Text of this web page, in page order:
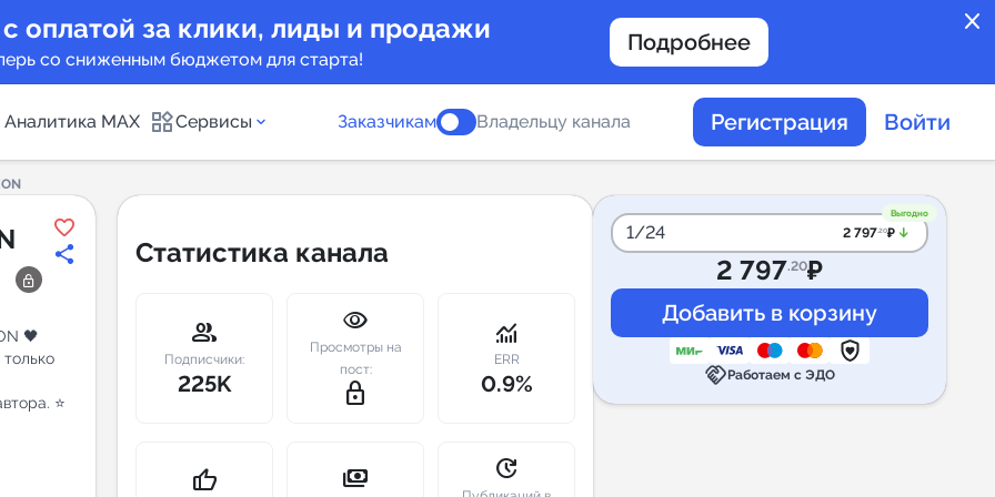
close
оплатой за клики, лиды и продажи
со сниженным бюджетом для старта!
Подробнее
Аналитика MAX Сервисы
Индекс читаемости каналов в
Telegram
New
сопровождение
Заказчикам Владельцу канала Регистрация Войти
🖤
⭐️
Статистика канала
group
Подписчики:
225K
visibility
Просмотры на
пост:
lock_outline
monitoring
ERR
0.9%
thumb_up payments update
Выгодно
1/24 2 797.20₽ arrow_downward_alt
2 797.20₽
handshakeРаботаем с ЭДО